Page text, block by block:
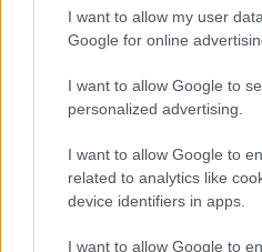
I want to allow my user
Google for online
I want to allow Google to
personalized advertising.
I want to allow Google to
related to analytics like
device identifiers in apps.
I want to allow Google to
Úgy tűnik, hogy egyelőre
bár a pénteki két
versenyzők úgy
hagy némi kívánnivalót
gumikopással sem voltak